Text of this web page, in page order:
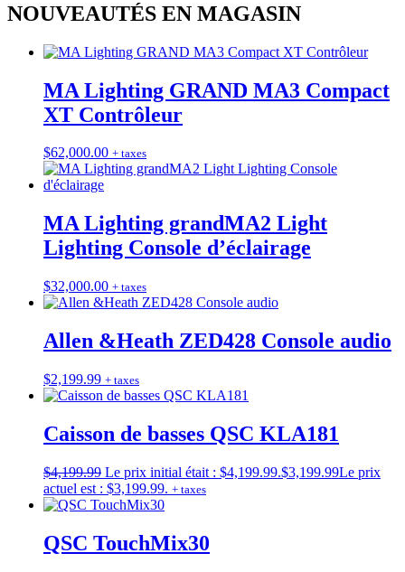
NOUVEAUTÉS EN MAGASIN
MA Lighting GRAND MA3 Compact
XT Contrôleur
$62,000.00 + taxes
MA Lighting grandMA2 Light
Lighting Console d’éclairage
$32,000.00 + taxes
Allen &Heath ZED428 Console audio
$2,199.99 + taxes
Caisson de basses QSC KLA181
$4,199.99 Le prix initial était : $4,199.99.$3,199.99Le prix
actuel est : $3,199.99. + taxes
QSC TouchMix30